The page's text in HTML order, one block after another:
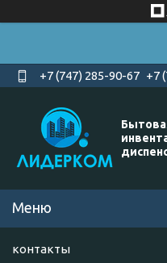
+7 (747) 285-90-67 +7
контакты